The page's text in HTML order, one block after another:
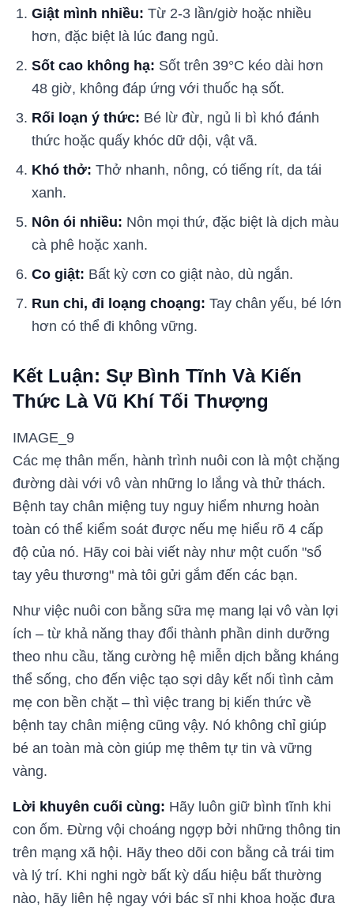
Giật mình nhiều: Từ 2-3 lần/giờ hoặc nhiều
hơn, đặc biệt là lúc đang ngủ.
Sốt cao không hạ: Sốt trên 39°C kéo dài hơn
48 giờ, không đáp ứng với thuốc hạ sốt.
Rối loạn ý thức: Bé lừ đừ, ngủ li bì khó đánh
thức hoặc quấy khóc dữ dội, vật vã.
Khó thở: Thở nhanh, nông, có tiếng rít, da tái
xanh.
Nôn ói nhiều: Nôn mọi thứ, đặc biệt là dịch màu
cà phê hoặc xanh.
Co giật: Bất kỳ cơn co giật nào, dù ngắn.
Run chi, đi loạng choạng: Tay chân yếu, bé lớn
hơn có thể đi không vững.
Kết Luận: Sự Bình Tĩnh Và Kiến
Thức Là Vũ Khí Tối Thượng
IMAGE_9
Các mẹ thân mến, hành trình nuôi con là một chặng
đường dài với vô vàn những lo lắng và thử thách.
Bệnh tay chân miệng tuy nguy hiểm nhưng hoàn
toàn có thể kiểm soát được nếu mẹ hiểu rõ 4 cấp
độ của nó. Hãy coi bài viết này như một cuốn "sổ
tay yêu thương" mà tôi gửi gắm đến các bạn.
Như việc nuôi con bằng sữa mẹ mang lại vô vàn lợi
ích – từ khả năng thay đổi thành phần dinh dưỡng
theo nhu cầu, tăng cường hệ miễn dịch bằng kháng
thể sống, cho đến việc tạo sợi dây kết nối tình cảm
mẹ con bền chặt – thì việc trang bị kiến thức về
bệnh tay chân miệng cũng vậy. Nó không chỉ giúp
bé an toàn mà còn giúp mẹ thêm tự tin và vững
vàng.
Lời khuyên cuối cùng: Hãy luôn giữ bình tĩnh khi
con ốm. Đừng vội choáng ngợp bởi những thông tin
trên mạng xã hội. Hãy theo dõi con bằng cả trái tim
và lý trí. Khi nghi ngờ bất kỳ dấu hiệu bất thường
nào, hãy liên hệ ngay với bác sĩ nhi khoa hoặc đưa